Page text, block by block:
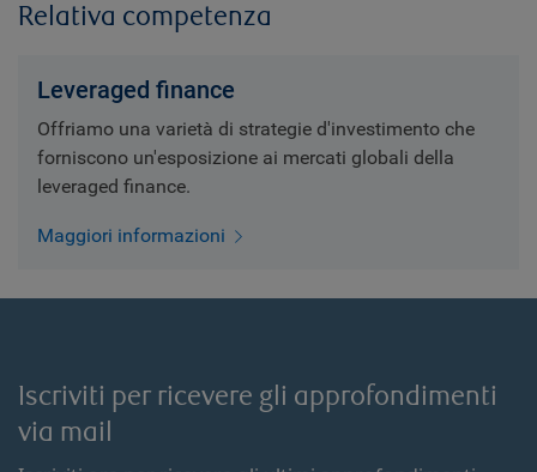
Relativa competenza
Leveraged finance
Offriamo una varietà di strategie d'investimento che
forniscono un'esposizione ai mercati globali della
leveraged finance.
Maggiori informazioni
Iscriviti per ricevere gli approfondimenti
via mail